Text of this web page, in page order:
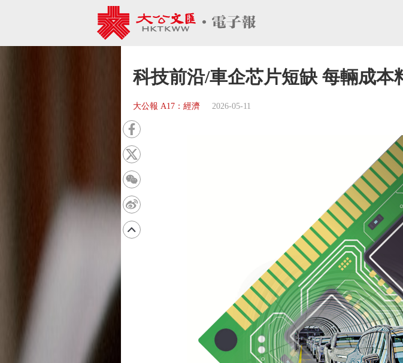
科技前沿/車企芯片短缺 每輛成本
大公報 A17：經濟 2026-05-11